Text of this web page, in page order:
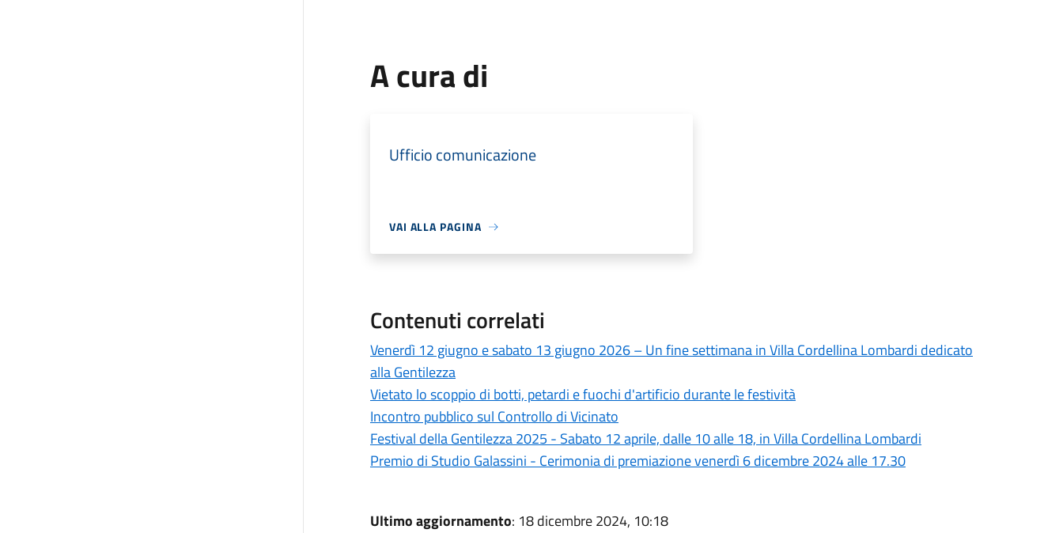
A cura di
Ufficio comunicazione
VAI ALLA PAGINA
Contenuti correlati
Venerdì 12 giugno e sabato 13 giugno 2026 – Un fine settimana in Villa Cordellina Lombardi dedicato
alla Gentilezza
Vietato lo scoppio di botti, petardi e fuochi d'artificio durante le festività
Incontro pubblico sul Controllo di Vicinato
Festival della Gentilezza 2025 - Sabato 12 aprile, dalle 10 alle 18, in Villa Cordellina Lombardi
Premio di Studio Galassini - Cerimonia di premiazione venerdì 6 dicembre 2024 alle 17.30
Ultimo aggiornamento: 18 dicembre 2024, 10:18